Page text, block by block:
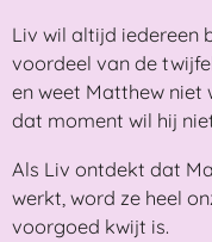
Liv wil altijd iedereen
voordeel van de
en weet Matthew niet
dat moment wil hij
Als Liv ontdekt dat
werkt, word ze heel
voorgoed kwijt is.